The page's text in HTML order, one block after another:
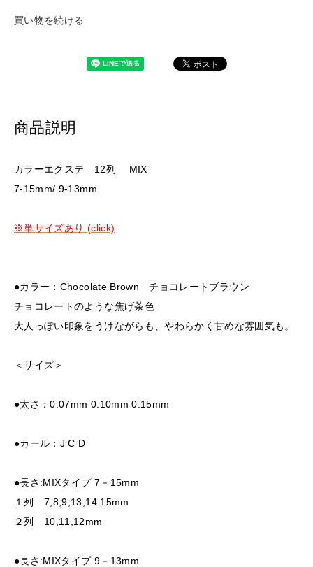
買い物を続ける
商品説明
カラーエクステ 12列 MIX
7-15mm/ 9-13mm
※単サイズあり (click)
●カラー：Chocolate Brown チョコレートブラウン
チョコレートのような焦げ茶色
大人っぽい印象をうけながらも、やわらかく甘めな雰囲気も。
＜サイズ＞
●太さ：0.07mm 0.10mm 0.15mm
●カール：J C D
●長さ:MIXタイプ 7－15mm
１列 7,8,9,13,14.15mm
２列 10,11,12mm
●長さ:MIXタイプ 9－13mm